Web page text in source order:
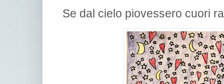
Se dal cielo piovessero cuori